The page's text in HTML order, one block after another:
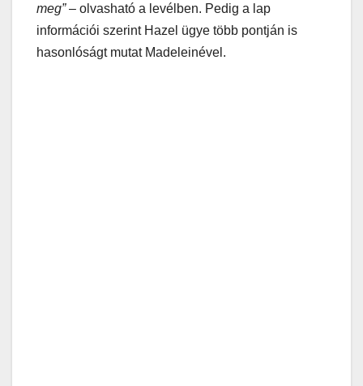
meg”– olvasható a levélben. Pedig a lap
információi szerint Hazel ügye több pontján is
hasonlóságt mutat Madeleinével.